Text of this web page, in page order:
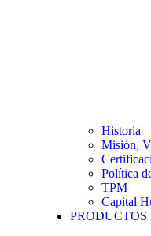
Historia
Misión,
Política
TPM
Capital
PRODUCTOS